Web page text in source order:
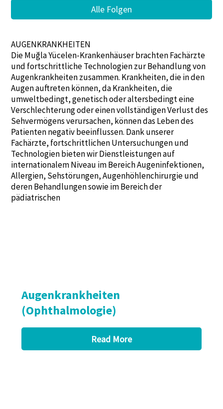
Augenkrankheiten
(Ophthalmologie)
Read More
AUGENKRANKHEITEN
Die Muğla Yücelen-Krankenhäuser brachten Fachärzte
und fortschrittliche Technologien zur Behandlung von
Augenkrankheiten zusammen. Krankheiten, die in den
Augen auftreten können, da Krankheiten, die
umweltbedingt, genetisch oder altersbedingt eine
Verschlechterung oder einen vollständigen Verlust des
Sehvermögens verursachen, können das Leben des
Patienten negativ beeinflussen. Dank unserer
Fachärzte, fortschrittlichen Untersuchungen und
Technologien bieten wir Dienstleistungen auf
internationalem Niveau im Bereich Augeninfektionen,
Allergien, Sehstörungen, Augenhöhlenchirurgie und
deren Behandlungen sowie im Bereich der
pädiatrischen
Alle Folgen